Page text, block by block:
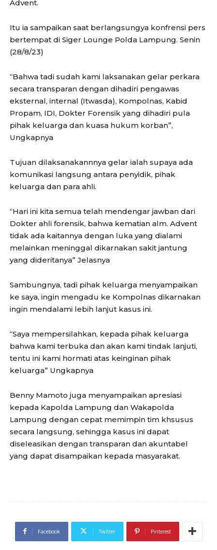
Advent.
Itu ia sampaikan saat berlangsungya konfrensi pers
bertempat di Siger Lounge Polda Lampung. Senin
(28/8/23)
“Bahwa tadi sudah kami laksanakan gelar perkara
secara transparan dengan dihadiri pengawas
eksternal, internal (Itwasda), Kompolnas, Kabid
Propam, IDI, Dokter Forensik yang dihadiri pula
pihak keluarga dan kuasa hukum korban”,
Ungkapnya
Tujuan dilaksanakannnya gelar ialah supaya ada
komunikasi langsung antara penyidik, pihak
keluarga dan para ahli.
“Hari ini kita semua telah mendengar jawban dari
Dokter ahli forensik, bahwa kematian alm. Advent
tidak ada kaitannya dengan luka yang dialami
melainkan meninggal dikarnakan sakit jantung
yang dideritanya” Jelasnya
Sambungnya, tadi pihak keluarga menyampaikan
ke saya, ingin mengadu ke Kompolnas dikarnakan
ingin mendalami lebih lanjut kasus ini.
“Saya mempersilahkan, kepada pihak keluarga
bahwa kami terbuka dan akan kami tindak lanjuti,
tentu ini kami hormati atas keinginan pihak
keluarga” Ungkapnya
Benny Mamoto juga menyampaikan apresiasi
kepada Kapolda Lampung dan Wakapolda
Lampung dengan cepat memimpin tim khsusus
secara langsung, sehingga kasus ini dapat
diseleasikan dengan transparan dan akuntabel
yang dapat disampaikan kepada masyarakat.
Facebook Twitter Pinterest